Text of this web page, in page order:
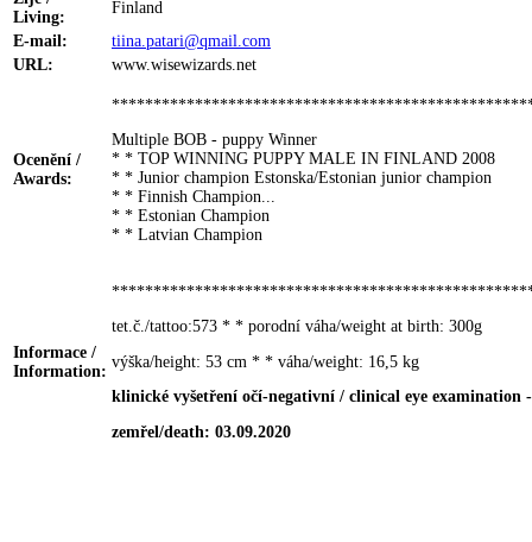
Living:
Finland
E-mail:
tiina.patari@qmail.com
URL:
www.wisewizards.net
Ocenění /
Awards:
Multiple BOB - puppy Winner
* * TOP WINNING PUPPY MALE IN FINLAND 2008
* * Junior champion Estonska/Estonian junior champion
* * Finnish Champion...
* * Estonian Champion
* * Latvian Champion
Informace /
Information:
tet.č./tattoo:573 * * porodní váha/weight at birth: 300g
výška/height: 53 cm * * váha/weight: 16,5 kg
klinické vyšetření očí-negativní / clinical eye examination
zemřel/death: 03.09.2020